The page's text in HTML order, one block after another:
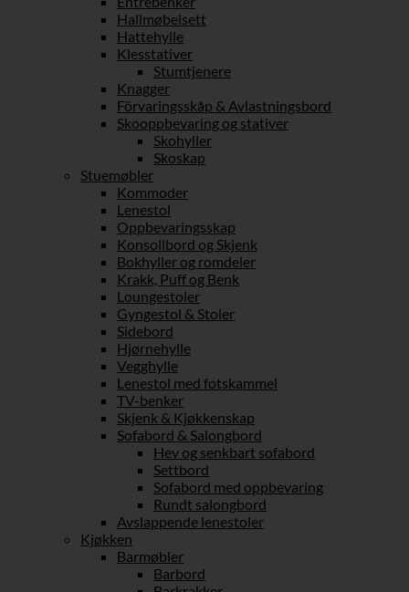
Hallmøbelsett
Hattehylle
Klesstativer
Stumtjenere
Knagger
Förvaringsskåp & Avlastningsbord
Skooppbevaring og stativer
Skohyller
Skoskap
Stuemøbler
Kommoder
Lenestol
Oppbevaringsskap
Konsollbord og Skjenk
Bokhyller og romdeler
Krakk, Puff og Benk
Loungestoler
Gyngestol & Stoler
Sidebord
Hjørnehylle
Vegghylle
Lenestol med fotskammel
TV-benker
Skjenk & Kjøkkenskap
Sofabord & Salongbord
Hev og senkbart sofabord
Settbord
Sofabord med oppbevaring
Rundt salongbord
Avslappende lenestoler
Kjøkken
Barmøbler
Barbord